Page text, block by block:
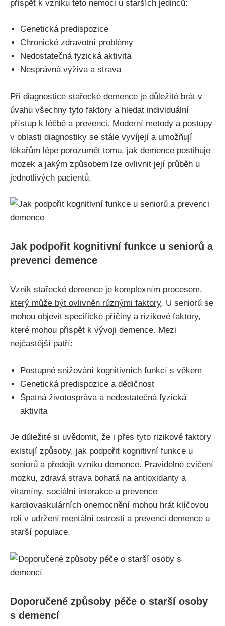
přispět k vzniku této nemoci u starších jedinců:
Genetická predispozice
Chronické zdravotní problémy
Nedostatečná fyzická aktivita
Nesprávná výživa a strava
Při diagnostice stařecké demence je důležité brát v
úvahu všechny tyto faktory a hledat individuální
přístup k léčbě a prevenci. Moderní metody a postupy
v oblasti diagnostiky se stále vyvíjejí a umožňují
lékařům lépe porozumět tomu, jak demence postihuje
mozek a jakým způsobem lze ovlivnit její průběh u
jednotlivých pacientů.
Jak podpořit kognitivní funkce u seniorů a
prevenci demence
Vznik stařecké demence je komplexním procesem,
který může být ovlivněn různými faktory. U seniorů se
mohou objevit specifické příčiny a rizikové faktory,
které mohou přispět k vývoji demence. Mezi
nejčastější patří:
Postupné snižování kognitivních funkcí s věkem
Genetická predispozice a dědičnost
Špatná životospráva a nedostatečná fyzická
aktivita
Je důležité si uvědomit, že i přes tyto rizikové faktory
existují způsoby, jak podpořit kognitivní funkce u
seniorů a předejít vzniku demence. Pravidelné cvičení
mozku, zdravá strava bohatá na antioxidanty a
vitamíny, sociální interakce a prevence
kardiovaskulárních onemocnění mohou hrát klíčovou
roli v udržení mentální ostrosti a prevenci demence u
starší populace.
Doporučené způsoby péče o starší osoby
s demencí